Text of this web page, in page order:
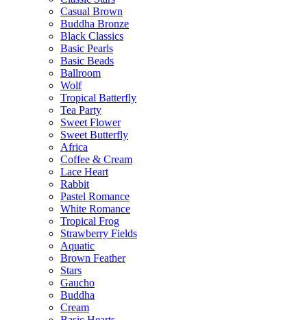
Casual Brown
Buddha Bronze
Black Classics
Basic Pearls
Basic Beads
Ballroom
Wolf
Tropical Batterfly
Tea Party
Sweet Flower
Sweet Butterfly
Africa
Coffee & Cream
Lace Heart
Rabbit
Pastel Romance
White Romance
Tropical Frog
Strawberry Fields
Aquatic
Brown Feather
Stars
Gaucho
Buddha
Cream